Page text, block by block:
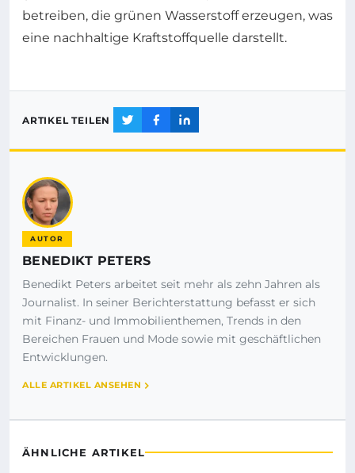
betreiben, die grünen Wasserstoff erzeugen, was
eine nachhaltige Kraftstoffquelle darstellt.
ARTIKEL TEILEN
AUTOR
BENEDIKT PETERS
Benedikt Peters arbeitet seit mehr als zehn Jahren als
Journalist. In seiner Berichterstattung befasst er sich
mit Finanz- und Immobilienthemen, Trends in den
Bereichen Frauen und Mode sowie mit geschäftlichen
Entwicklungen.
ALLE ARTIKEL ANSEHEN
ÄHNLICHE ARTIKEL